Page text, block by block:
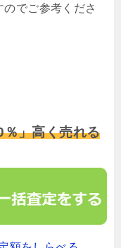
でご参考くださ
」高く売れる